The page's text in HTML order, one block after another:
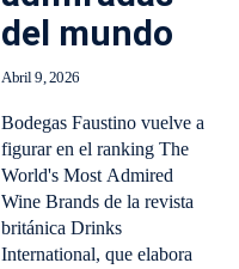
del mundo
Abril 9, 2026
Bodegas Faustino vuelve a
figurar en el ranking The
World's Most Admired
Wine Brands de la revista
británica Drinks
International, que elabora